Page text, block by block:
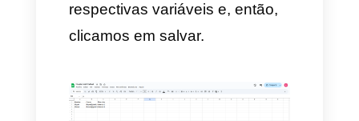
Pedindo o e-mail e repetindo o
processo anterior, agregando
variável, mas com a variável do